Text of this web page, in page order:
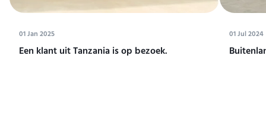
01 Jan 2025
Een klant uit Tanzania is op bezoek.
01 Jul 2024